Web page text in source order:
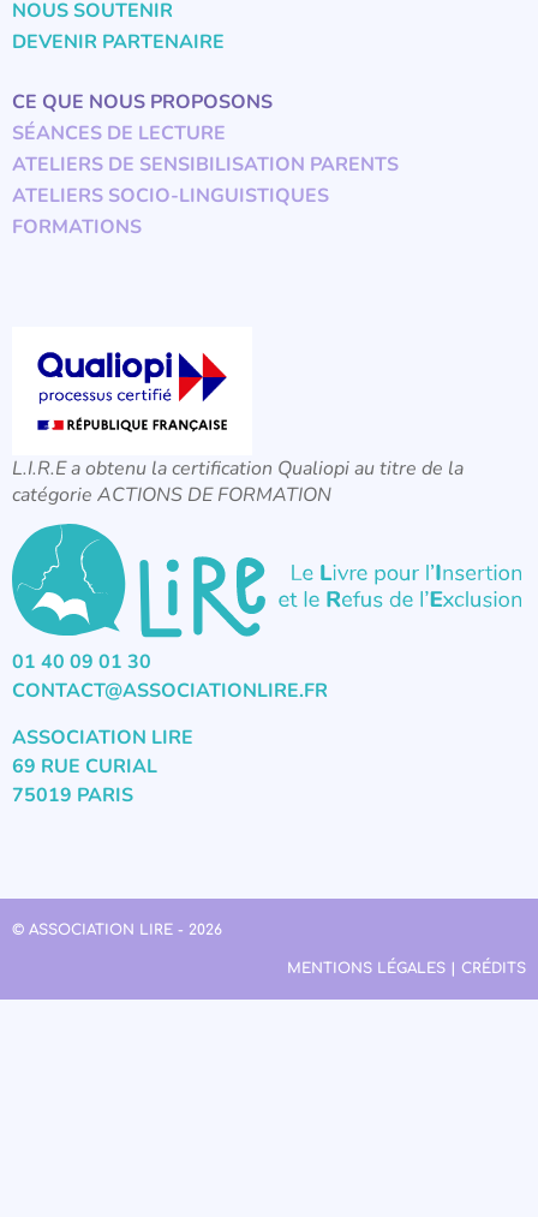
NOUS SOUTENIR
DEVENIR PARTENAIRE
CE QUE NOUS PROPOSONS
SÉANCES DE LECTURE
ATELIERS DE SENSIBILISATION PARENTS
ATELIERS SOCIO-LINGUISTIQUES
FORMATIONS
L.I.R.E a obtenu la certification Qualiopi au titre de la
catégorie ACTIONS DE FORMATION
01 40 09 01 30
CONTACT@ASSOCIATIONLIRE.FR
ASSOCIATION LIRE
69 RUE CURIAL
75019 PARIS
© ASSOCIATION LIRE - 2026
MENTIONS LÉGALES | CRÉDITS